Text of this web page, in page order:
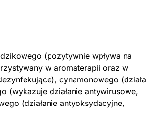
(pozytywnie wpływa na
w aromaterapii oraz w
cynamonowego (działa
(wykazuje działanie antywirusowe,
(działanie antyoksydacyjne,